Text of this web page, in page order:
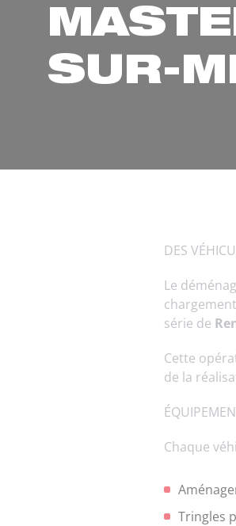
SUR-
DES
Le
série de
Cette
de la
Chaque
Tringles